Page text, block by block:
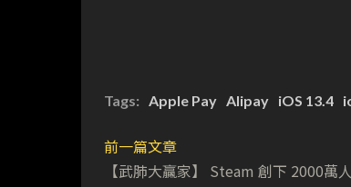
Tags: Apple Pay Alipay iOS 13.4
前一篇文章
【武肺大贏家】 Steam 創下 2000萬